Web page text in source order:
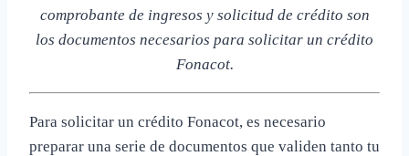
comprobante de ingresos y solicitud de crédito son
los documentos necesarios para solicitar un crédito
Fonacot.
Para solicitar un crédito Fonacot, es necesario
preparar una serie de documentos que validen tanto tu